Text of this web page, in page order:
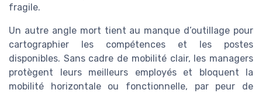
fragile.
Un autre angle mort tient au manque d’outillage pour
cartographier les compétences et les postes
disponibles. Sans cadre de mobilité clair, les managers
protègent leurs meilleurs employés et bloquent la
mobilité horizontale ou fonctionnelle, par peur de